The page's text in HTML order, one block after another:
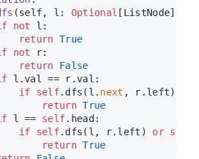
(self, l: Optional [ListNode],
not l:
return True
not r:
return
False
l.val == r.val:
if
self.dfs(l. next , r.left)
return True
l == self.head:
if
self.dfs(l, r.left) or self
return True